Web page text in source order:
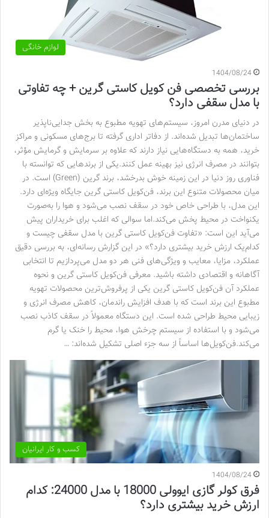
لوازم خانگی
1404/08/24
بررسی تخصصی فن کویل کاستی گرین + چه تفاوتی
با مدل سقفی دارد؟
در دنیای مدرن امروز، سیستم‌های تهویه مطبوع به بخش جدایی‌ناپذیر
ساختمان‌ها تبدیل شده‌اند. از دفاتر اداری گرفته تا برج‌های مسکونی و مراکز
خرید، همه به دستگاه‌هایی نیاز دارند که علاوه بر سرمایش و گرمایش مؤثر،
بتوانند در مصرف انرژی نیز بهینه عمل کنند.یکی از برندهایی که توانسته با
فناوری روز دنیا در این زمینه خوش بدرخشد، برند گرین (Green) است. در
میان محصولات متنوع این برند، فن‌کویل کاستی گرین جایگاه ویژه‌ای دارد.
این مدل، با طراحی خاص خود در سقف نصب می‌شود و هوا را به‌صورت
یکنواخت در محیط پخش می‌کند.اما سوالی که اغلب برای خریداران پیش
می‌آید این است: «تفاوت فن‌کویل کاستی گرین با مدل سقفی چیست و
کدام‌یک ارزش خرید بیشتری دارد؟» در این گزارش رسانه‌ای، به بررسی دقیق
عملکرد، مزایا، معایب و ویژگی‌های فنی هر دو مدل می‌پردازیم تا انتخابی
آگاهانه و اقتصادی داشته باشید. معرفی فن‌کویل کاستی گرین و نحوه
عملکرد آن فن‌کویل کاستی گرین یکی از پرفروش‌ترین محصولات تهویه
مطبوع این برند است که با هدف افزایش راندمان، کاهش مصرف انرژی و
زیبایی محیط طراحی شده است. این دستگاه معمولاً در سقف کاذب نصب
می‌شود و با استفاده از سیستم چرخش هوا، محیط را خنک یا گرم
می‌کند.فن‌کویل‌ها اساساً از سه جزء اصلی تشکیل شده‌اند: …
کسب و کار ایرانیان
1404/08/24
فرق کولر گازی ایوولی 18000 با مدل 24000: کدام
ارزش خرید بیشتری دارد؟